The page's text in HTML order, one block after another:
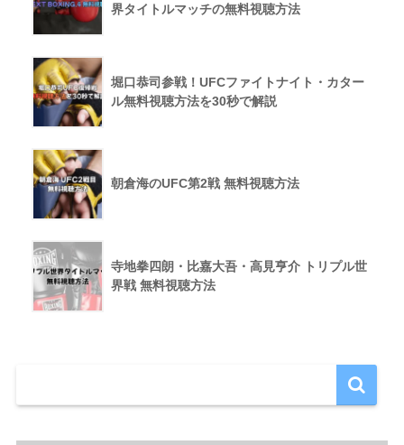
界タイトルマッチの無料視聴方法
堀口恭司参戦！UFCファイトナイト・カター
ル無料視聴方法を30秒で解説
朝倉海のUFC第2戦 無料視聴方法
寺地拳四朗・比嘉大吾・高見亨介 トリプル世
界戦 無料視聴方法